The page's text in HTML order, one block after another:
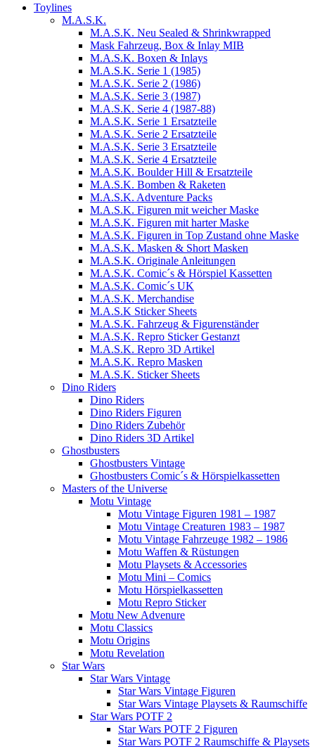
Toylines
M.A.S.K.
M.A.S.K. Neu Sealed & Shrinkwrapped
Mask Fahrzeug, Box & Inlay MIB
M.A.S.K. Boxen & Inlays
M.A.S.K. Serie 1 (1985)
M.A.S.K. Serie 2 (1986)
M.A.S.K. Serie 3 (1987)
M.A.S.K. Serie 4 (1987-88)
M.A.S.K. Serie 1 Ersatzteile
M.A.S.K. Serie 2 Ersatzteile
M.A.S.K. Serie 3 Ersatzteile
M.A.S.K. Serie 4 Ersatzteile
M.A.S.K. Boulder Hill & Ersatzteile
M.A.S.K. Bomben & Raketen
M.A.S.K. Adventure Packs
M.A.S.K. Figuren mit weicher Maske
M.A.S.K. Figuren mit harter Maske
M.A.S.K. Figuren in Top Zustand ohne Maske
M.A.S.K. Masken & Short Masken
M.A.S.K. Originale Anleitungen
M.A.S.K. Comic´s & Hörspiel Kassetten
M.A.S.K. Comic´s UK
M.A.S.K. Merchandise
M.A.S.K Sticker Sheets
M.A.S.K. Fahrzeug & Figurenständer
M.A.S.K. Repro Sticker Gestanzt
M.A.S.K. Repro 3D Artikel
M.A.S.K. Repro Masken
M.A.S.K. Sticker Sheets
Dino Riders
Dino Riders
Dino Riders Figuren
Dino Riders Zubehör
Dino Riders 3D Artikel
Ghostbusters
Ghostbusters Vintage
Ghostbusters Comic´s & Hörspielkassetten
Masters of the Universe
Motu Vintage
Motu Vintage Figuren 1981 – 1987
Motu Vintage Creaturen 1983 – 1987
Motu Vintage Fahrzeuge 1982 – 1986
Motu Waffen & Rüstungen
Motu Playsets & Accessories
Motu Mini – Comics
Motu Hörspielkassetten
Motu Repro Sticker
Motu New Advenure
Motu Classics
Motu Origins
Motu Revelation
Star Wars
Star Wars Vintage
Star Wars Vintage Figuren
Star Wars Vintage Playsets & Raumschiffe
Star Wars POTF 2
Star Wars POTF 2 Figuren
Star Wars POTF 2 Raumschiffe & Playsets